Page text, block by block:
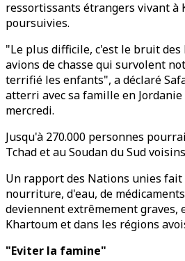
ressortissants étrangers vivant à
poursuivies.
"Le plus difficile, c'est le bruit des
avions de chasse qui survolent
terrifié les enfants", a déclaré
atterri avec sa famille en
mercredi.
Jusqu'à 270.000 personnes
Tchad et au Soudan du Sud
Un rapport des Nations unies
nourriture, d'eau, de
deviennent extrêmement graves,
Khartoum et dans les régions
"Eviter la famine"